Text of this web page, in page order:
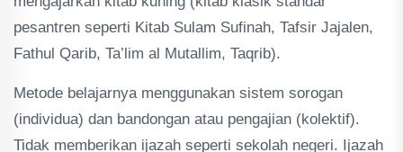
pesantren seperti Kitab Sulam Sufinah, Tafsir Jajalen,
Fathul Qarib, Ta’lim al Mutallim, Taqrib).
Metode belajarnya menggunakan sistem sorogan
(individua) dan bandongan atau pengajian (kolektif).
Tidak memberikan ijazah seperti sekolah negeri. Ijazah